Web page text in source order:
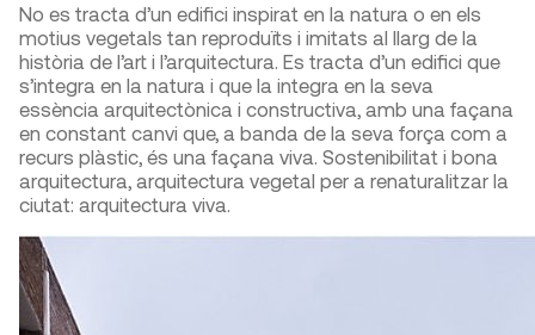
No es tracta d’un edifici inspirat en la natura o en els
motius vegetals tan reproduïts i imitats al llarg de la
història de l’art i l’arquitectura. Es tracta d’un edifici que
s’integra en la natura i que la integra en la seva
essència arquitectònica i constructiva, amb una façana
en constant canvi que, a banda de la seva força com a
recurs plàstic, és una façana viva. Sostenibilitat i bona
arquitectura, arquitectura vegetal per a renaturalitzar la
ciutat: arquitectura viva.